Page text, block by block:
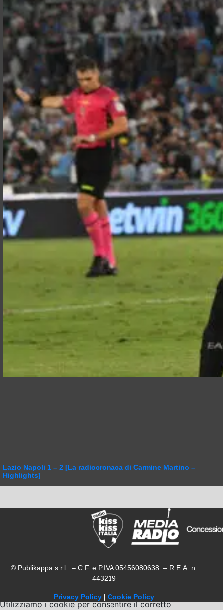
Lazio Napoli 1 – 2 [La radiocronaca di Carmine Martino –
Highlights]
© Publikappa s.r.l. – C.F. e P.IVA 05456080638 – R.E.A. n.
443219
Privacy Policy | Cookie Policy
Utilizziamo i cookie per consentire il corretto